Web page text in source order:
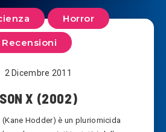
Horror
Recensioni
2 Dicembre 2011
X (2002)
Hodder) è un pluriomicida